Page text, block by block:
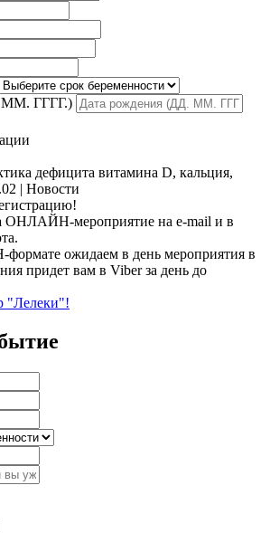
ММ. ГГГГ.)
ОНЛАЙН-мероприятие на e-mail и в
ожидаем в день мероприятия в
придет вам в Viber за день до
"Лелеки"!